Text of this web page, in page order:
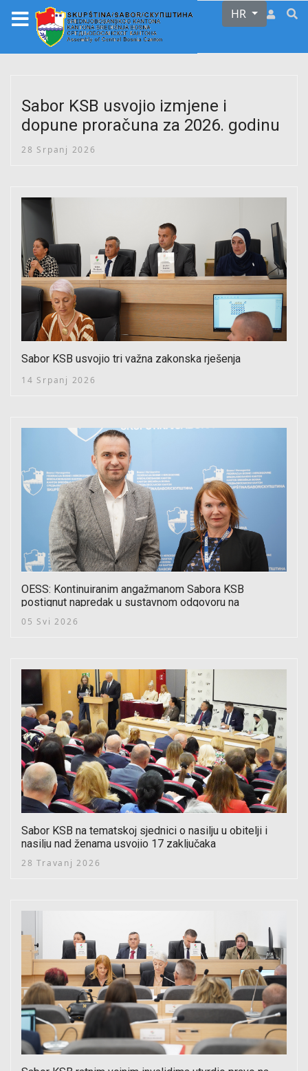
Odaberite svoj
HR
Sabor KSB usvojio izmjene i
dopune proračuna za 2026. godinu
28 Srpanj 2026
Sabor KSB usvojio tri važna zakonska rješenja
14 Srpanj 2026
OESS: Kontinuiranim angažmanom Sabora KSB
postignut napredak u sustavnom odgovoru na
slučajeve nasilja
05 Svi 2026
Sabor KSB na tematskoj sjednici o nasilju u obitelji i
nasilju nad ženama usvojio 17 zaključaka
28 Travanj 2026